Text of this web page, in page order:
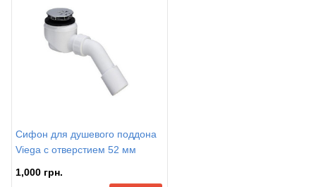
Сифон для душевого поддона
Viega с отверстием 52 мм
1,000 грн.